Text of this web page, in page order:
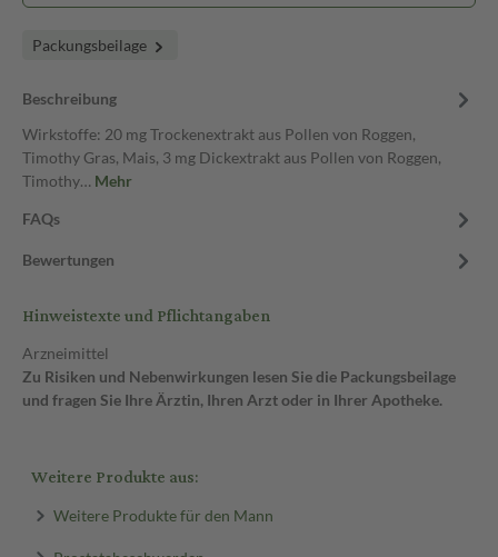
Packungsbeilage
Beschreibung
Wirkstoffe: 20 mg Trockenextrakt aus Pollen von Roggen,
Timothy Gras, Mais, 3 mg Dickextrakt aus Pollen von Roggen,
Timothy… Mehr
FAQs
Bewertungen
Hinweistexte und Pflichtangaben
Arzneimittel
Zu Risiken und Nebenwirkungen lesen Sie die Packungsbeilage
und fragen Sie Ihre Ärztin, Ihren Arzt oder in Ihrer Apotheke.
Weitere Produkte aus:
Weitere Produkte für den Mann